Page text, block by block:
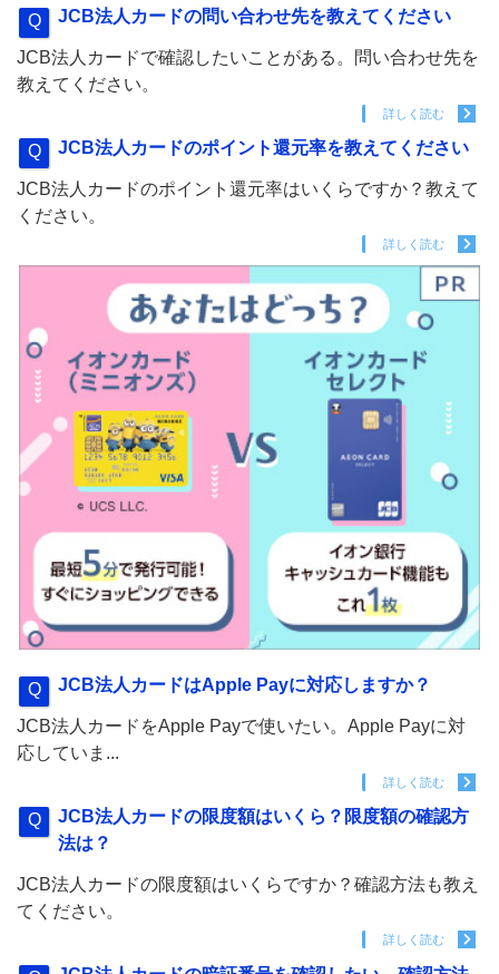
JCB法人カードの問い合わせ先を教えてください
JCB法人カードで確認したいことがある。問い合わせ先を
教えてください。
詳しく読む
JCB法人カードのポイント還元率を教えてください
JCB法人カードのポイント還元率はいくらですか？教えて
ください。
詳しく読む
JCB法人カードはApple Payに対応しますか？
JCB法人カードをApple Payで使いたい。Apple Payに対
応していま...
詳しく読む
JCB法人カードの限度額はいくら？限度額の確認方
法は？
JCB法人カードの限度額はいくらですか？確認方法も教え
てください。
詳しく読む